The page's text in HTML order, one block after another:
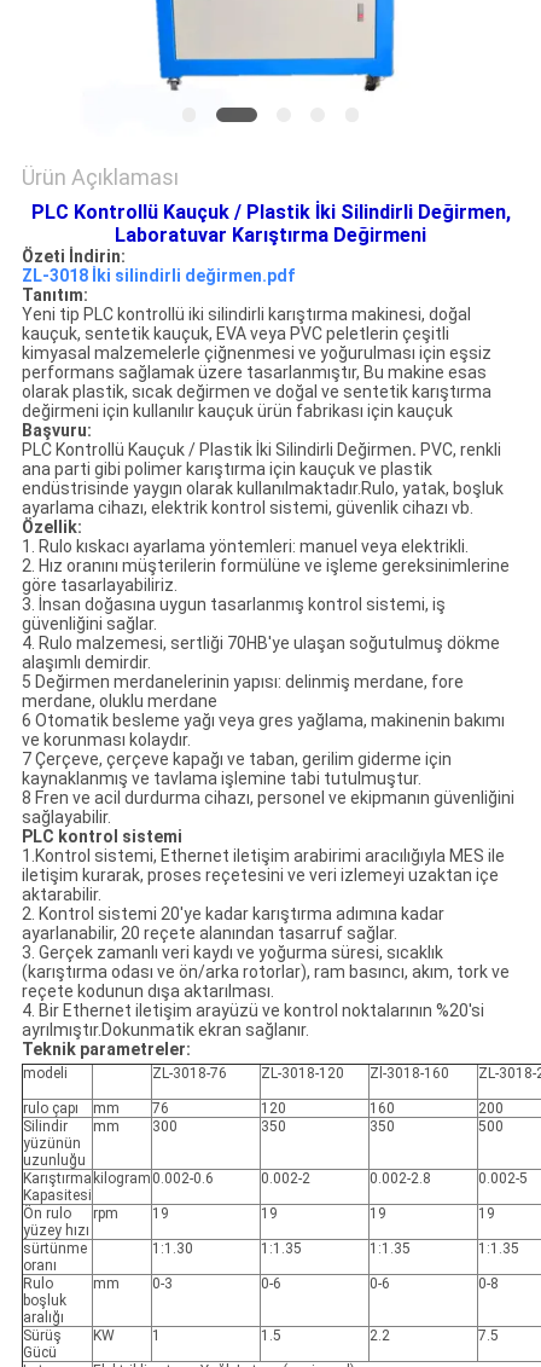
Ürün Açıklaması
PLC Kontrollü Kauçuk / Plastik İki Silindirli Değirmen,
Laboratuvar Karıştırma Değirmeni
Özeti İndirin:
ZL-3018 İki silindirli değirmen.pdf
Tanıtım:
Yeni tip PLC kontrollü iki silindirli karıştırma makinesi, doğal
kauçuk, sentetik kauçuk, EVA veya PVC peletlerin çeşitli
kimyasal malzemelerle çiğnenmesi ve yoğurulması için eşsiz
performans sağlamak üzere tasarlanmıştır, Bu makine esas
olarak plastik, sıcak değirmen ve doğal ve sentetik karıştırma
değirmeni için kullanılır kauçuk ürün fabrikası için kauçuk
Başvuru:
PLC Kontrollü Kauçuk / Plastik İki Silindirli Değirmen. PVC, renkli
ana parti gibi polimer karıştırma için kauçuk ve plastik
endüstrisinde yaygın olarak kullanılmaktadır.Rulo, yatak, boşluk
ayarlama cihazı, elektrik kontrol sistemi, güvenlik cihazı vb.
Özellik:
1. Rulo kıskacı ayarlama yöntemleri: manuel veya elektrikli.
2. Hız oranını müşterilerin formülüne ve işleme gereksinimlerine
göre tasarlayabiliriz.
3. İnsan doğasına uygun tasarlanmış kontrol sistemi, iş
güvenliğini sağlar.
4. Rulo malzemesi, sertliği 70HB'ye ulaşan soğutulmuş dökme
alaşımlı demirdir.
5 Değirmen merdanelerinin yapısı: delinmiş merdane, fore
merdane, oluklu merdane
6 Otomatik besleme yağı veya gres yağlama, makinenin bakımı
ve korunması kolaydır.
7 Çerçeve, çerçeve kapağı ve taban, gerilim giderme için
kaynaklanmış ve tavlama işlemine tabi tutulmuştur.
8 Fren ve acil durdurma cihazı, personel ve ekipmanın güvenliğini
sağlayabilir.
PLC kontrol sistemi
1.Kontrol sistemi, Ethernet iletişim arabirimi aracılığıyla MES ile
iletişim kurarak, proses reçetesini ve veri izlemeyi uzaktan içe
aktarabilir.
2. Kontrol sistemi 20'ye kadar karıştırma adımına kadar
ayarlanabilir, 20 reçete alanından tasarruf sağlar.
3. Gerçek zamanlı veri kaydı ve yoğurma süresi, sıcaklık
(karıştırma odası ve ön/arka rotorlar), ram basıncı, akım, tork ve
reçete kodunun dışa aktarılması.
4. Bir Ethernet iletişim arayüzü ve kontrol noktalarının %20'si
ayrılmıştır.Dokunmatik ekran sağlanır.
Teknik parametreler:
modeli ZL-3018-76 ZL-3018-120 Zl-3018-160 ZL-3018-
rulo çapı mm 76 120 160
200
Silindir
yüzünün
uzunluğu
mm 300 350 350 500
Karıştırma
Kapasitesi
kilogram 0.002-0.6 0.002-2 0.002-2.8 0.002-5
Ön rulo
yüzey hızı
rpm 19 19 19 19
sürtünme
oranı
1:1.30 1:1.35 1:1.35 1:1.35
Rulo
boşluk
aralığı
mm 0-3 0-6 0-6 0-8
Sürüş
Gücü
KW 1 1.5 2.2 7.5